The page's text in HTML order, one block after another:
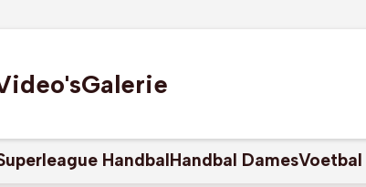
Galerie
HandbalHandbal DamesVoetbal